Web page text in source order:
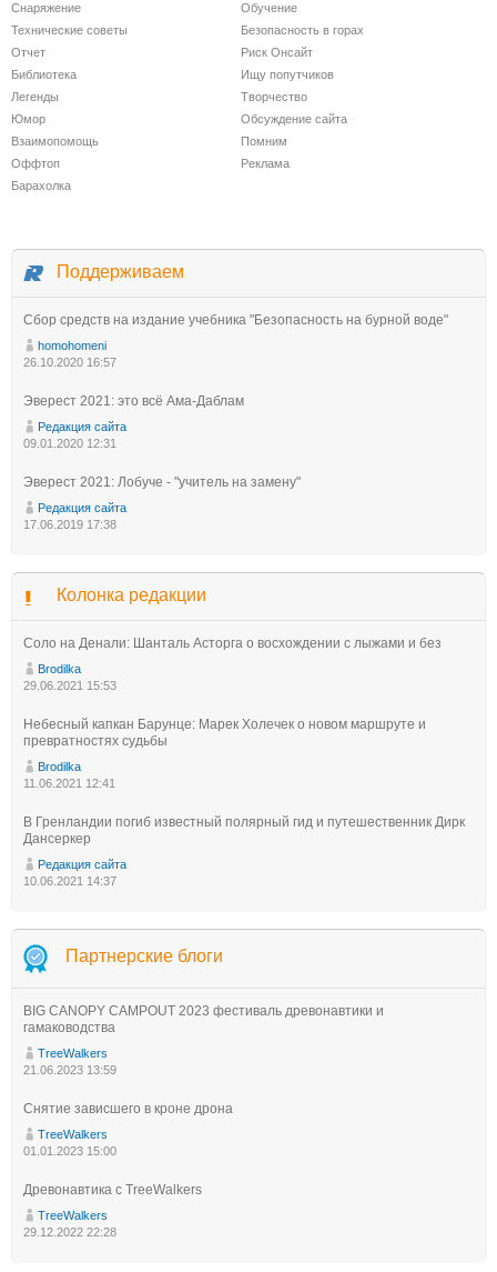
Снаряжение
Обучение
Технические советы
Безопасность в горах
Отчет
Риск Онсайт
Библиотека
Ищу попутчиков
Легенды
Творчество
Юмор
Обсуждение сайта
Взаимопомощь
Помним
Оффтоп
Реклама
Барахолка
Поддерживаем
Сбор средств на издание учебника "Безопасность на бурной воде"
homohomeni
26.10.2020 16:57
Эверест 2021: это всё Ама-Даблам
Редакция сайта
09.01.2020 12:31
Эверест 2021: Лобуче - "учитель на замену"
Редакция сайта
17.06.2019 17:38
Колонка редакции
Соло на Денали: Шанталь Асторга о восхождении с лыжами и без
Brodilka
29.06.2021 15:53
Небесный капкан Барунце: Марек Холечек о новом маршруте и
превратностях судьбы
Brodilka
11.06.2021 12:41
В Гренландии погиб известный полярный гид и путешественник Дирк
Дансеркер
Редакция сайта
10.06.2021 14:37
Партнерские блоги
BIG CANOPY CAMPOUT 2023 фестиваль древонавтики и
гамаководства
TreeWalkers
21.06.2023 13:59
Снятие зависшего в кроне дрона
TreeWalkers
01.01.2023 15:00
Древонавтика с TreeWalkers
TreeWalkers
29.12.2022 22:28